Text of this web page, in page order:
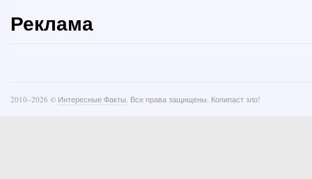
Реклама
2010–2026 © Интересные Факты. Все права защищены. Копипаст зло!